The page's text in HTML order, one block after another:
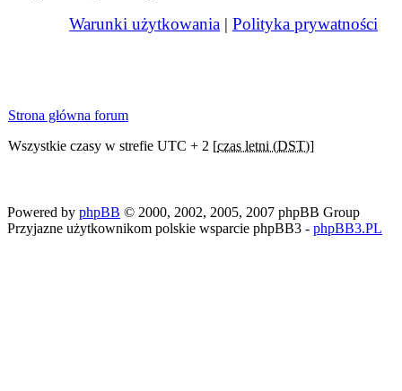
Warunki użytkowania | Polityka prywatności
Strona główna forum
Wszystkie czasy w strefie UTC + 2 [czas letni (DST)]
Powered by phpBB © 2000, 2002, 2005, 2007 phpBB Group
Przyjazne użytkownikom polskie wsparcie phpBB3 - phpBB3.PL